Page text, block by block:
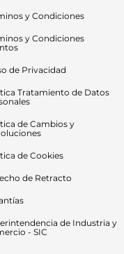
y Condiciones
y Condiciones
de Privacidad
Tratamiento de Datos
de Cambios y
de Cookies
de Retracto
de Industria y
- SIC